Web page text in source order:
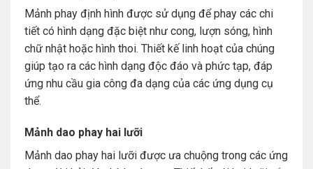
Mảnh phay định hình được sử dụng để phay các chi
tiết có hình dạng đặc biệt như cong, lượn sóng, hình
chữ nhật hoặc hình thoi. Thiết kế linh hoạt của chúng
giúp tạo ra các hình dạng độc đáo và phức tạp, đáp
ứng nhu cầu gia công đa dạng của các ứng dụng cụ
thể.
Mảnh dao phay hai lưỡi
Mảnh dao phay hai lưỡi được ưa chuộng trong các ứng